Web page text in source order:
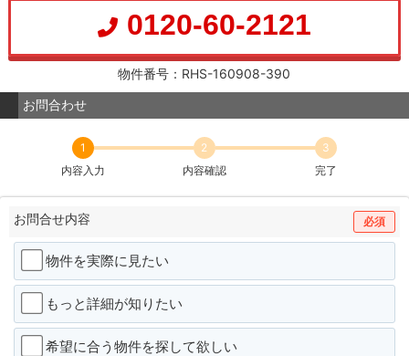
0120-60-2121
物件番号：RHS-160908-390
お問合わせ
1
内容入力
2
内容確認
3
完了
お問合せ内容 必須
物件を実際に見たい
もっと詳細が知りたい
希望に合う物件を探して欲しい